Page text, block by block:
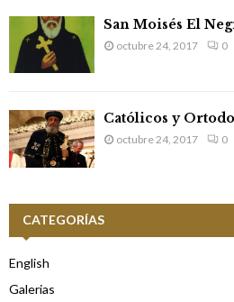
San Moisés El
octubre 24, 2017 0
Católicos y
octubre 24, 2017 0
CATEGORÍAS
English
Galerias